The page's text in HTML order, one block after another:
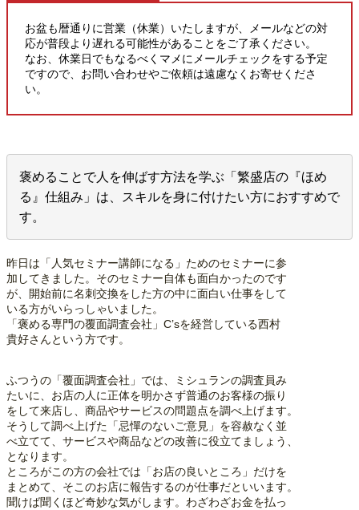
お盆も暦通りに営業（休業）いたしますが、メールなどの対
応が普段より遅れる可能性があることをご了承ください。
なお、休業日でもなるべくマメにメールチェックをする予定
ですので、お問い合わせやご依頼は遠慮なくお寄せくださ
い。
褒めることで人を伸ばす方法を学ぶ「繁盛店の『ほめ
る』仕組み」は、スキルを身に付けたい方におすすめで
す。
昨日は「人気セミナー講師になる」ためのセミナーに参
加してきました。そのセミナー自体も面白かったのです
が、開始前に名刺交換をした方の中に面白い仕事をして
いる方がいらっしゃいました。
「褒める専門の覆面調査会社」C’sを経営している西村
貴好さんという方です。
ふつうの「覆面調査会社」では、ミシュランの調査員み
たいに、お店の人に正体を明かさず普通のお客様の振り
をして来店し、商品やサービスの問題点を調べ上げます。
そうして調べ上げた「忌憚のないご意見」を容赦なく並
べ立てて、サービスや商品などの改善に役立てましょう、
となります。
ところがこの方の会社では「お店の良いところ」だけを
まとめて、そこのお店に報告するのが仕事だといいます。
聞けば聞くほど奇妙な気がします。わざわざお金を払っ